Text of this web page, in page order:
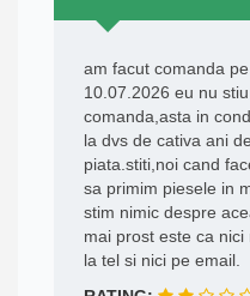
am facut comanda
10.07.2026 eu nu
comanda,asta in
la dvs de cativa ani
piata.stiti,noi cand
sa primim piesele in
stim nimic despre
mai prost este ca
la tel si nici pe email.